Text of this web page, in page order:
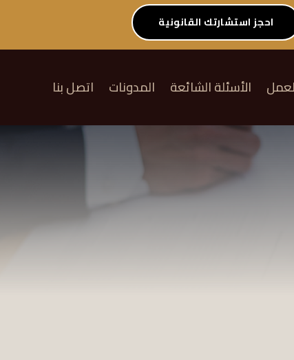
احجز استشارتك القانونية
الأسئلة الشائعة المدونات اتصل بنا